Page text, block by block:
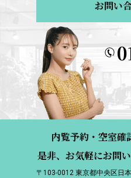
お問い
内覧予約・空室確
是非、お気軽にお問
〒103-0012 東京都中央区日